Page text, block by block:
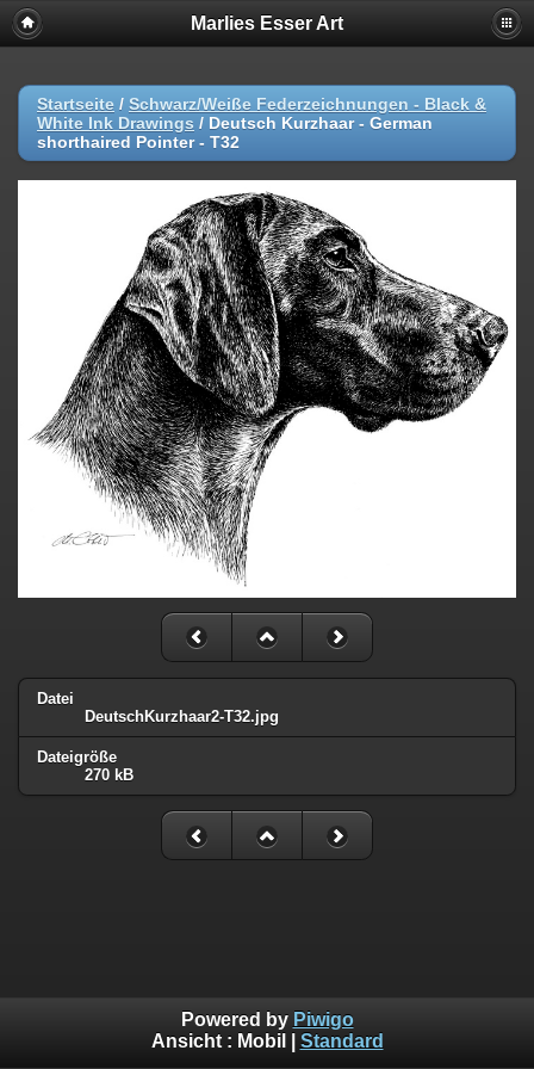
Marlies Esser Art
Startseite / Schwarz/Weiße Federzeichnungen - Black &
White Ink Drawings / Deutsch Kurzhaar - German
shorthaired Pointer - T32
Datei
DeutschKurzhaar2-T32.jpg
Dateigröße
270 kB
Powered by Piwigo
Ansicht : Mobil Standard